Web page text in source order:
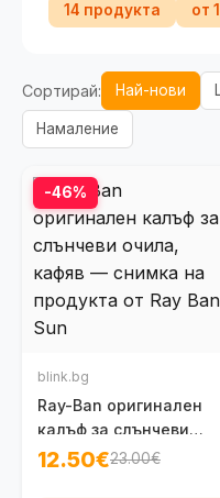
14 продукта от
Сортирай: Най-нови
Намаление
-46%
blink.bg
Ray-Ban оригинален
калъф за слънчеви
очила, кафяв
12.50€23.00€